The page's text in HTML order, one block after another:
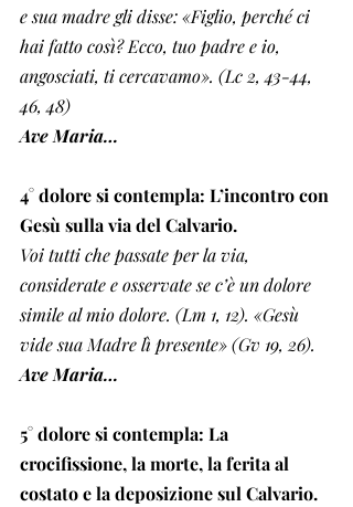
e sua madre gli disse: «Figlio, perché ci
hai fatto così? Ecco, tuo padre e io,
angosciati, ti cercavamo». (Lc 2, 43-44,
46, 48)
Ave Maria…
4° dolore si contempla: L’incontro con
Gesù sulla via del Calvario.
Voi tutti che passate per la via,
considerate e osservate se c’è un dolore
simile al mio dolore. (Lm 1, 12). «Gesù
vide sua Madre lì presente» (Gv 19, 26).
Ave Maria…
5° dolore si contempla: La
crocifissione, la morte, la ferita al
costato e la deposizione sul Calvario.